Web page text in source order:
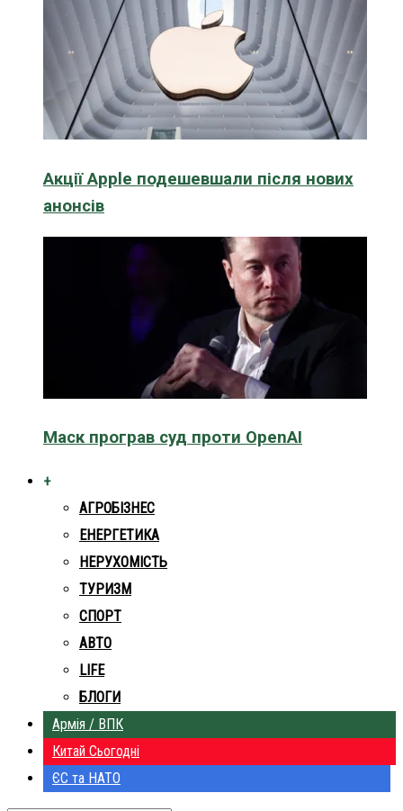
Акції Apple подешевшали після нових
анонсів
Маск програв суд проти OpenAI
+
АГРОБІЗНЕС
ЕНЕРГЕТИКА
НЕРУХОМІСТЬ
ТУРИЗМ
СПОРТ
АВТО
LIFE
БЛОГИ
Армія / ВПК
Китай Сьогодні
ЄС та НАТО